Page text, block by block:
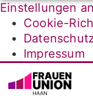
Einstellungen
Cookie-
Impressum